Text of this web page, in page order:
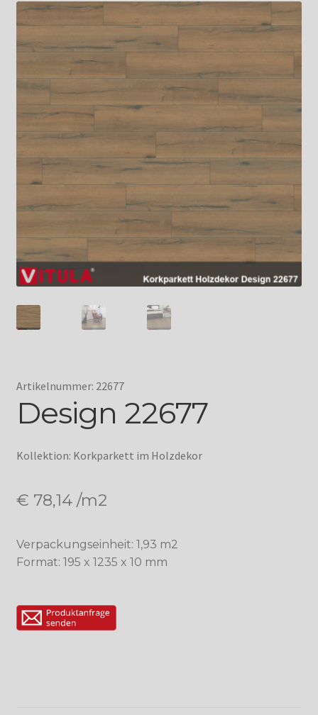
Artikelnummer: 22677
Design 22677
Kollektion: Korkparkett im Holzdekor
€ 78,14/m2
Verpackungseinheit: 1,93 m2
Format: 195 x 1235 x 10 mm